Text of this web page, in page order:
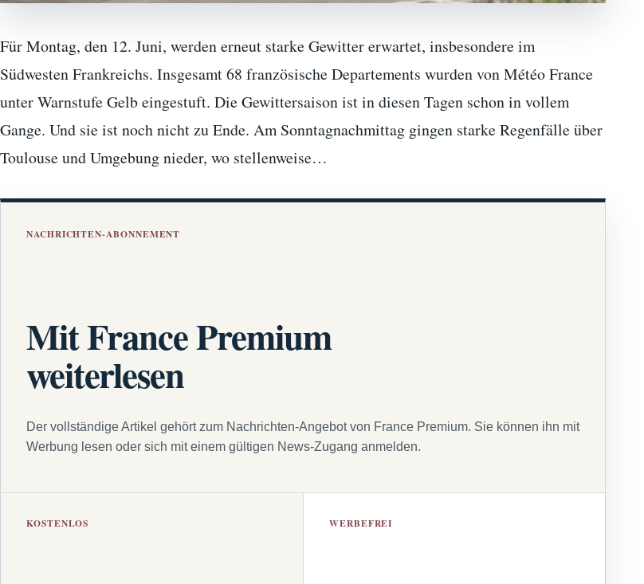
Für Montag, den 12. Juni, werden erneut starke Gewitter erwartet, insbesondere im
Südwesten Frankreichs. Insgesamt 68 französische Departements wurden von Météo France
unter Warnstufe Gelb eingestuft. Die Gewittersaison ist in diesen Tagen schon in vollem
Gange. Und sie ist noch nicht zu Ende. Am Sonntagnachmittag gingen starke Regenfälle über
Toulouse und Umgebung nieder, wo stellenweise…
NACHRICHTEN-ABONNEMENT
Mit France Premium
weiterlesen
Der vollständige Artikel gehört zum Nachrichten-Angebot von France Premium. Sie können ihn mit
Werbung lesen oder sich mit einem gültigen News-Zugang anmelden.
KOSTENLOS WERBEFREI